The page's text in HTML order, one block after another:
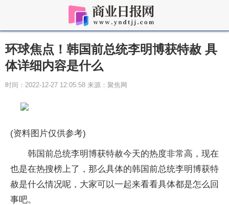
环球焦点！韩国前总统李明博获特赦 具
体详细内容是什么
时间：2022-12-27 12:05:58 来源：聚焦网
(资料图片仅供参考)
韩国前总统李明博获特赦今天的热度非常高，现在
也是在热搜榜上了，那么具体的韩国前总统李明博获特
赦是什么情况呢，大家可以一起来看看具体都是怎么回
事吧。